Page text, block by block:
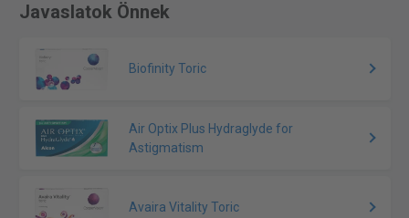
Javaslatok Önnek
Biofinity Toric
Air Optix Plus Hydraglyde for
Astigmatism
Avaira Vitality Toric